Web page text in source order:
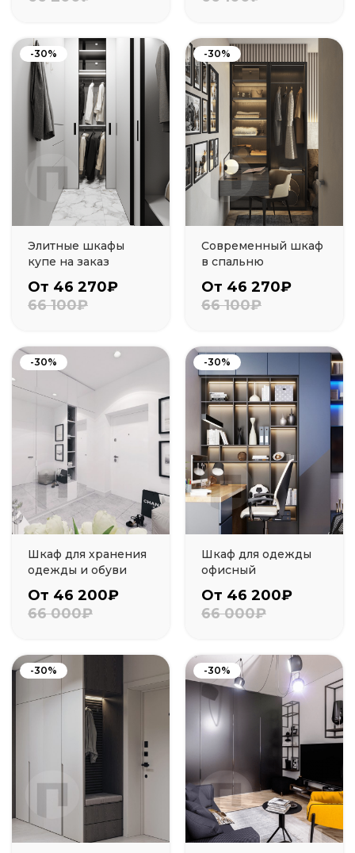
-30%
Элитные шкафы
купе на заказ
От 46 270₽
66 100₽
-30%
Современный шкаф
в спальню
От 46 270₽
66 100₽
-30%
Шкаф для хранения
одежды и обуви
От 46 200₽
66 000₽
-30%
Шкаф для одежды
офисный
От 46 200₽
66 000₽
-30% -30%